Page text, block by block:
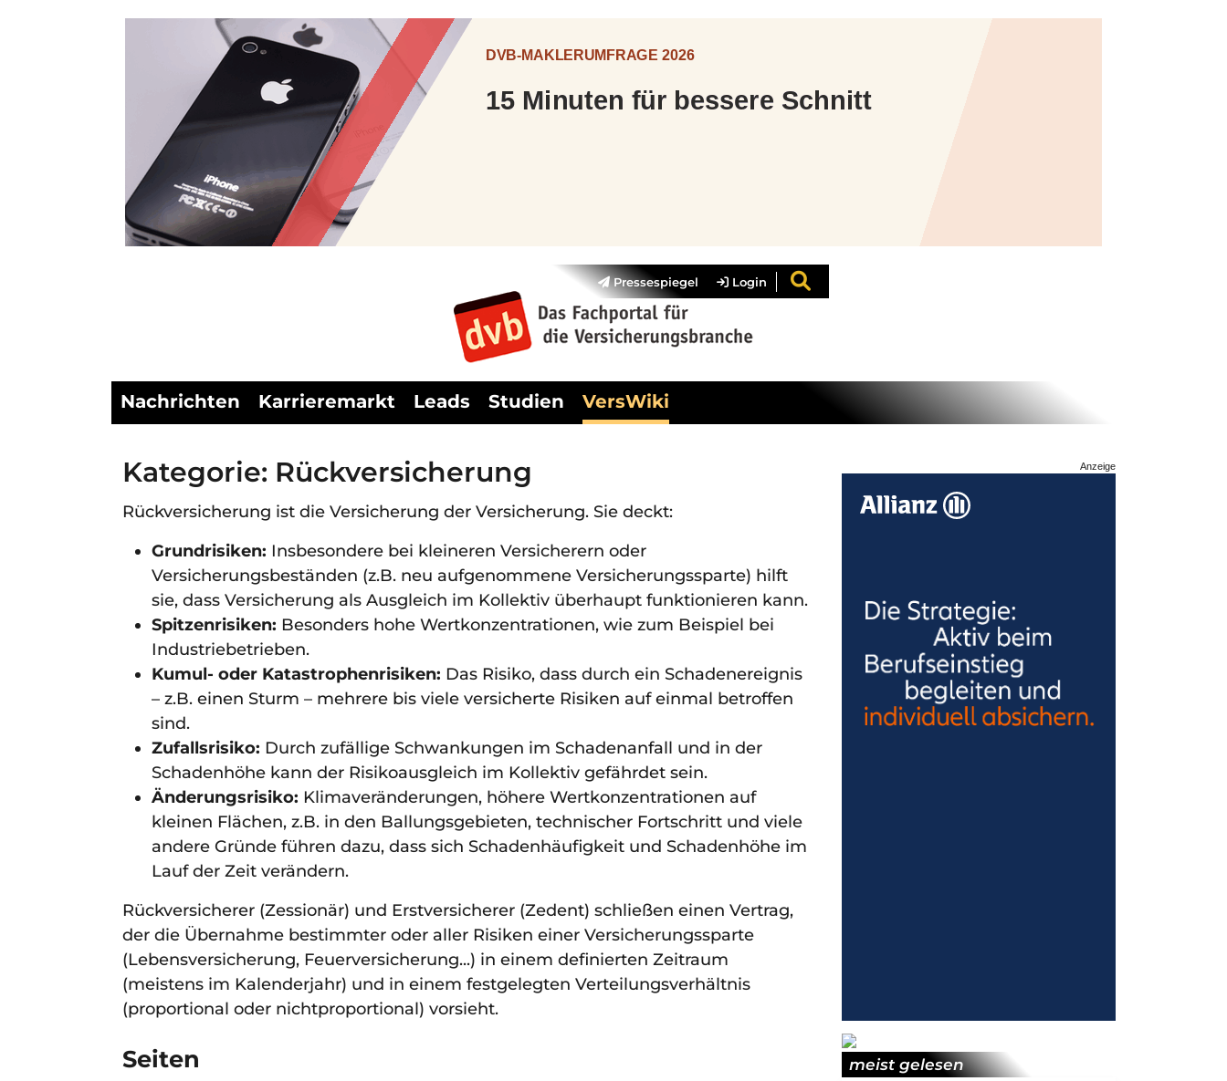
Pressespiegel Login
Nachrichten Karrieremarkt Leads Studien VersWiki
Kategorie: Rückversicherung
Rückversicherung ist die Versicherung der Versicherung. Sie deckt:
Grundrisiken: Insbesondere bei kleineren Versicherern oder
Versicherungsbeständen (z.B. neu aufgenommene Versicherungssparte) hilft
sie, dass Versicherung als Ausgleich im Kollektiv überhaupt funktionieren kann.
Spitzenrisiken: Besonders hohe Wertkonzentrationen, wie zum Beispiel bei
Industriebetrieben.
Kumul- oder Katastrophenrisiken: Das Risiko, dass durch ein Schadenereignis
– z.B. einen Sturm – mehrere bis viele versicherte Risiken auf einmal betroffen
sind.
Zufallsrisiko: Durch zufällige Schwankungen im Schadenanfall und in der
Schadenhöhe kann der Risikoausgleich im Kollektiv gefährdet sein.
Änderungsrisiko: Klimaveränderungen, höhere Wertkonzentrationen auf
kleinen Flächen, z.B. in den Ballungsgebieten, technischer Fortschritt und viele
andere Gründe führen dazu, dass sich Schadenhäufigkeit und Schadenhöhe im
Lauf der Zeit verändern.
Rückversicherer (Zessionär) und Erstversicherer (Zedent) schließen einen Vertrag,
der die Übernahme bestimmter oder aller Risiken einer Versicherungssparte
(Lebensversicherung, Feuerversicherung...) in einem definierten Zeitraum
(meistens im Kalenderjahr) und in einem festgelegten Verteilungsverhältnis
(proportional oder nichtproportional) vorsieht.
Seiten
Anzeige
meist gelesen